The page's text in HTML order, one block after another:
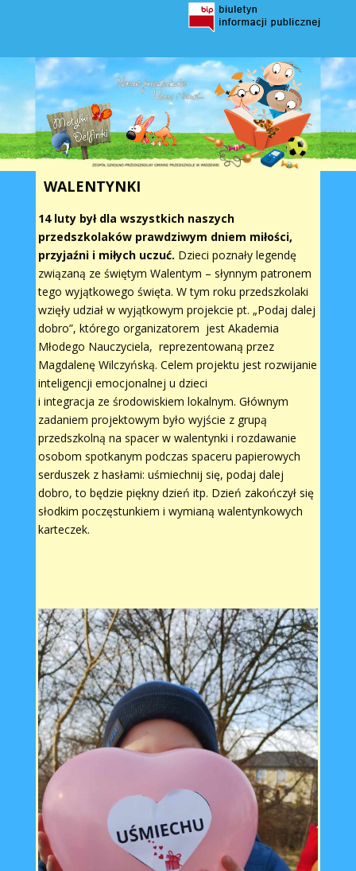
WALENTYNKI
14 luty był dla wszystkich naszych
przedszkolaków prawdziwym dniem miłości,
przyjaźni i miłych uczuć. Dzieci poznały legendę
związaną ze świętym Walentym – słynnym patronem
tego wyjątkowego święta. W tym roku przedszkolaki
wzięły udział w wyjątkowym projekcie pt. „Podaj dalej
dobro”, którego organizatorem jest Akademia
Młodego Nauczyciela, reprezentowaną przez
Magdalenę Wilczyńską. Celem projektu jest rozwijanie
inteligencji emocjonalnej u dzieci
i integracja ze środowiskiem lokalnym. Głównym
zadaniem projektowym było wyjście z grupą
przedszkolną na spacer w walentynki i rozdawanie
osobom spotkanym podczas spaceru papierowych
serduszek z hasłami: uśmiechnij się, podaj dalej
dobro, to będzie piękny dzień itp. Dzień zakończył się
słodkim poczęstunkiem i wymianą walentynkowych
karteczek.